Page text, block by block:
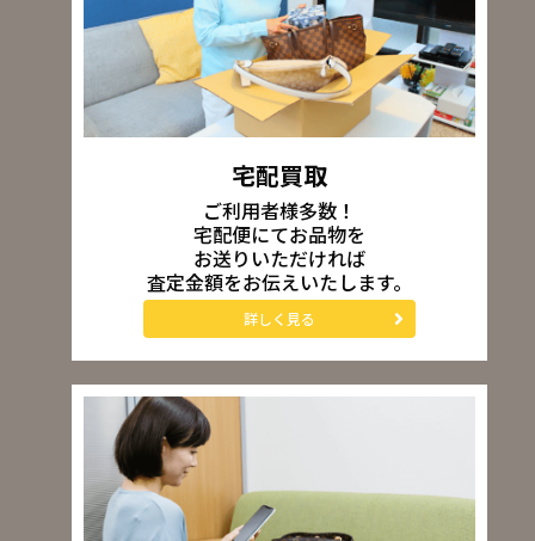
宅配買取
ご利用者様多数！
宅配便にてお品物を
お送りいただければ
査定金額をお伝えいたします。
詳しく見る